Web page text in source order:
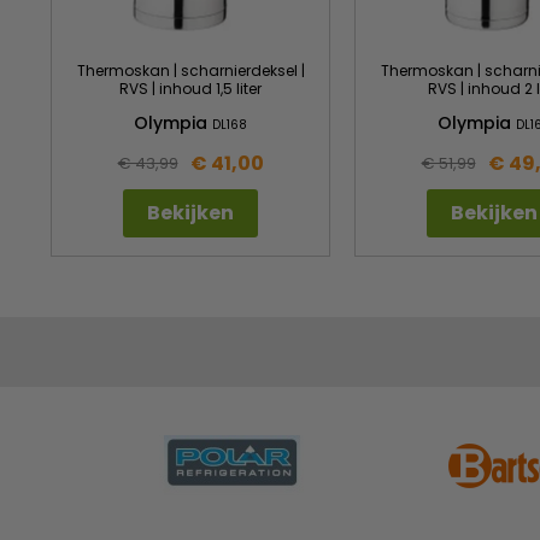
Thermoskan | scharnierdeksel |
RVS | inhoud 1,5 liter
Olympia DL168
€ 43,99
€ 41,00
Bekijken
Thermoskan |
RVS | inhoud 2
Olympia
€ 51,99
€
Bekijken